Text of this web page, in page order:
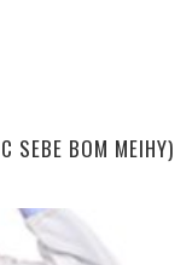
SEBE BOM MEIHY)